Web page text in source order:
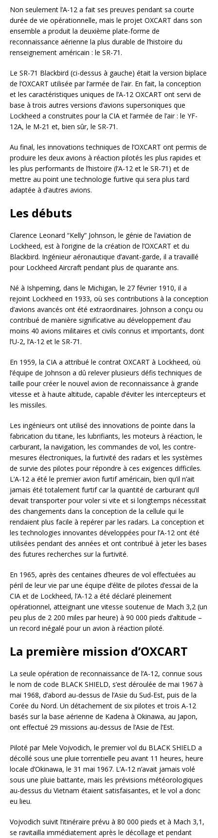
Non seulement l’A-12 a fait ses preuves pendant sa courte
durée de vie opérationnelle, mais le projet OXCART dans son
ensemble a produit la deuxième plate-forme de
reconnaissance aérienne la plus durable de l’histoire du
renseignement américain : le SR-71.
Le SR-71 Blackbird (ci-dessus à gauche) était la version biplace
de l’OXCART utilisée par l’armée de l’air. En fait, la conception
et les caractéristiques uniques de l’A-12 OXCART ont servi de
base à trois autres versions d’avions supersoniques que
Lockheed a construites pour la CIA et l’armée de l’air : le YF-
12A, le M-21 et, bien sûr, le SR-71.
Au final, les innovations techniques de l’OXCART ont permis de
produire les deux avions à réaction pilotés les plus rapides et
les plus performants de l’histoire (l’A-12 et le SR-71) et de
mettre au point une technologie furtive qui sera plus tard
adaptée à d’autres avions.
Les débuts
Clarence Leonard “Kelly” Johnson, le génie de l’aviation de
Lockheed, est à l’origine de la création de l’OXCART et du
Blackbird. Ingénieur aéronautique d’avant-garde, il a travaillé
pour Lockheed Aircraft pendant plus de quarante ans.
Né à Ishpeming, dans le Michigan, le 27 février 1910, il a
rejoint Lockheed en 1933, où ses contributions à la conception
d’avions avancés ont été extraordinaires. Johnson a conçu ou
contribué de manière significative au développement d’au
moins 40 avions militaires et civils connus et importants, dont
l’U-2, l’A-12 et le SR-71.
En 1959, la CIA a attribué le contrat OXCART à Lockheed, où
l’équipe de Johnson a dû relever plusieurs défis techniques de
taille pour créer le nouvel avion de reconnaissance à grande
vitesse et à haute altitude, capable d’éviter les intercepteurs et
les missiles.
Les ingénieurs ont utilisé des innovations de pointe dans la
fabrication du titane, les lubrifiants, les moteurs à réaction, le
carburant, la navigation, les commandes de vol, les contre-
mesures électroniques, la furtivité des radars et les systèmes
de survie des pilotes pour répondre à ces exigences difficiles.
L’A-12 a été le premier avion furtif américain, bien qu’il n’ait
jamais été totalement furtif car la quantité de carburant qu’il
devait transporter pour voler si vite et si longtemps nécessitait
des changements dans la conception de la cellule qui le
rendaient plus facile à repérer par les radars. La conception et
les technologies innovantes développées pour l’A-12 ont été
utilisées pendant des années et ont contribué à jeter les bases
des futures recherches sur la furtivité.
En 1965, après des centaines d’heures de vol effectuées au
péril de leur vie par une équipe d’élite de pilotes d’essai de la
CIA et de Lockheed, l’A-12 a été déclaré pleinement
opérationnel, atteignant une vitesse soutenue de Mach 3,2 (un
peu plus de 2 200 miles par heure) à 90 000 pieds d’altitude –
un record inégalé pour un avion à réaction piloté.
La première mission d’OXCART
La seule opération de reconnaissance de l’A-12, connue sous
le nom de code BLACK SHIELD, s’est déroulée de mai 1967 à
mai 1968, d’abord au-dessus de l’Asie du Sud-Est, puis de la
Corée du Nord. Un détachement de six pilotes et trois A-12
basés sur la base aérienne de Kadena à Okinawa, au Japon,
ont effectué 29 missions au-dessus de l’Asie de l’Est.
Piloté par Mele Vojvodich, le premier vol du BLACK SHIELD a
décollé sous une pluie torrentielle peu avant 11 heures, heure
locale d’Okinawa, le 31 mai 1967. L’A-12 n’avait jamais volé
sous une pluie battante, mais les prévisions météorologiques
au-dessus du Vietnam étaient satisfaisantes, et le vol a donc
eu lieu.
Vojvodich suivit l’itinéraire prévu à 80 000 pieds et à Mach 3,1,
se ravitailla immédiatement après le décollage et pendant